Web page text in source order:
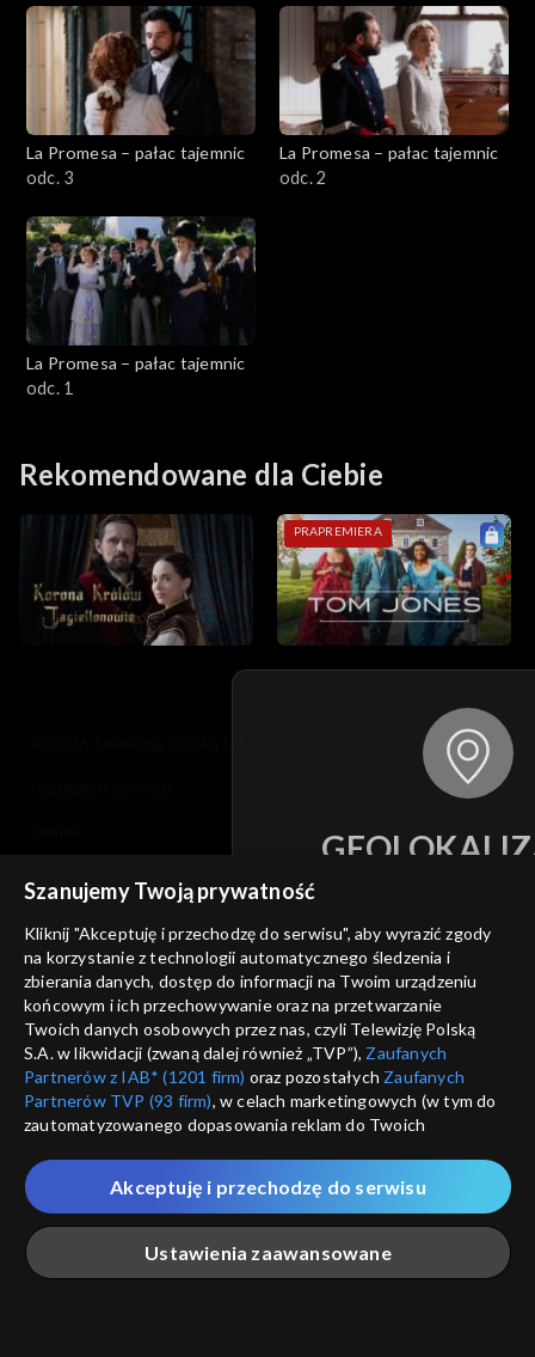
La Promesa – pałac tajemnic
odc. 3
La Promesa – pałac tajemnic
odc. 2
La Promesa – pałac tajemnic
odc. 1
Rekomendowane dla Ciebie
PRAPREMIERA
Kraj, z którego się
Zjednoczone , w związku z
na platformie TVP VOD
nieodstępna. Sprawdź, które
obejrzeć.
Nie pokazuj
ANULUJ
pomoc
kontakt
voucher
dostępność
Szanujemy Twoją prywatność
Kliknij "Akceptuję i przechodzę do serwisu", aby wyrazić zgody
na korzystanie z technologii automatycznego śledzenia i
zbierania danych, dostęp do informacji na Twoim urządzeniu
końcowym i ich przechowywanie oraz na przetwarzanie
Twoich danych osobowych przez nas, czyli Telewizję Polską
S.A. w likwidacji (zwaną dalej również „TVP”), Zaufanych
Partnerów z IAB* (1201 firm) oraz pozostałych Zaufanych
Partnerów TVP (93 firm), w celach marketingowych (w tym do
zautomatyzowanego dopasowania reklam do Twoich
które wskazujemy poniżej, a także zgody na udostępnianie
przez nas identyfikatora PPID do Google.
Twoje dane osobowe zbierane podczas odwiedzania przez
Ciebie naszych
poszczególnych serwisówzwanych dalej
„Portalem”, w tym informacje zapisywane za pomocą
Ustawienia zaawansowane
Akceptuję i przechodzę do serwisu